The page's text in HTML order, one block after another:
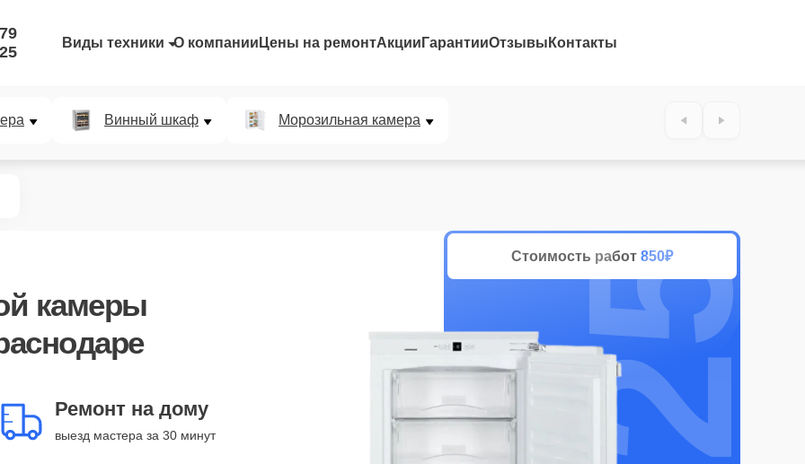
Виды техники О компании Цены на ремонтАкции ГарантииОтзывы Контакты
Винный шкаф Морозильная камера
камеры
Ремонт на дому
выезд мастера за 30 минут
Стоимость работ 850₽
25%